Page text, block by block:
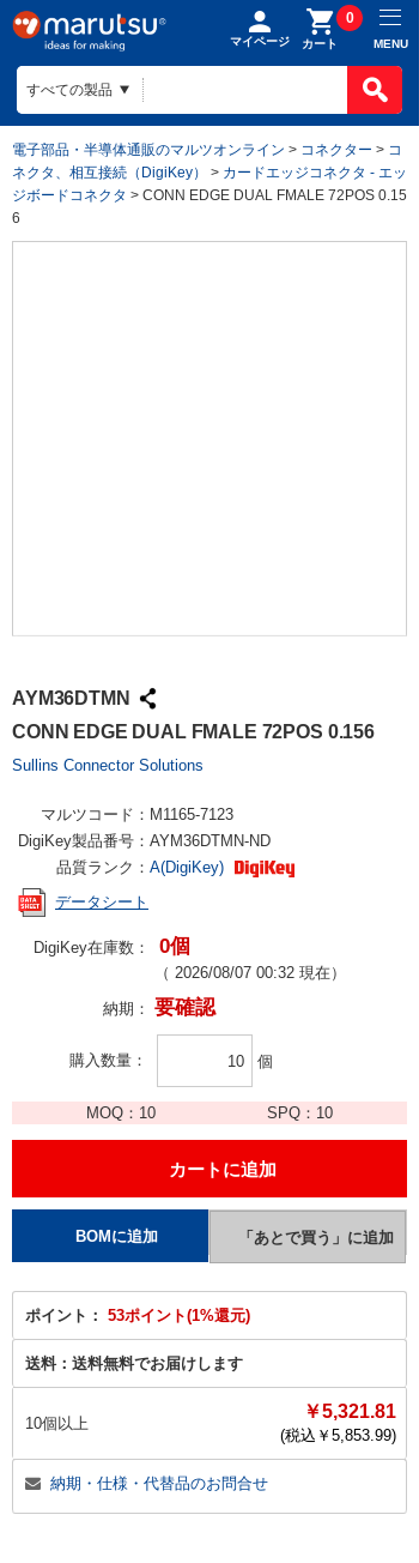
マイページ カート
0
MENU
電子部品・半導体通販のマルツオンライン > コネクター > コ
ネクタ、相互接続（DigiKey）
> カードエッジコネクタ - エッ
ジボードコネクタ > CONN EDGE DUAL FMALE 72POS 0.15
6
AYM36DTMN
CONN EDGE DUAL FMALE 72POS 0.156
Sullins Connector Solutions
マルツコード： M1165-7123
DigiKey製品番号： AYM36DTMN-ND
品質ランク： A(DigiKey)
データシート
DigiKey在庫数： 0個
（ 2026/08/07 00:32 現在）
納期： 要確認
購入数量 個
MOQ： 10 SPQ： 10
ポイント： 53ポイント(1%還元)
送料： 送料無料でお届けします
10個以上
￥5,321.81
(税込￥ 5,853.99)
納期・仕様・代替品のお問合せ